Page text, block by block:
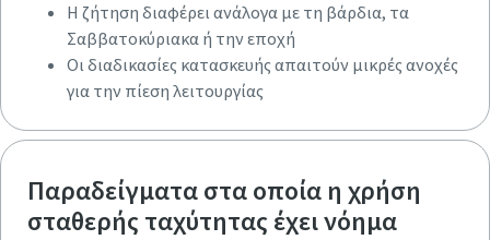
Η ζήτηση διαφέρει ανάλογα με τη βάρδια, τα
Σαββατοκύριακα ή την εποχή
Οι διαδικασίες κατασκευής απαιτούν μικρές ανοχές
για την πίεση λειτουργίας
Η ζήτηση παρουσιάζει σημαντικές διακυμάνσεις
μεταξύ των εργασιών
Η ζήτηση διαφέρει ανάλογα με τη βάρδια, τα
Σαββατοκύριακα ή την εποχή
για την πίεση λειτουργίας
Παραδείγματα στα οποία η χρήση
σταθερής ταχύτητας έχει νόημα